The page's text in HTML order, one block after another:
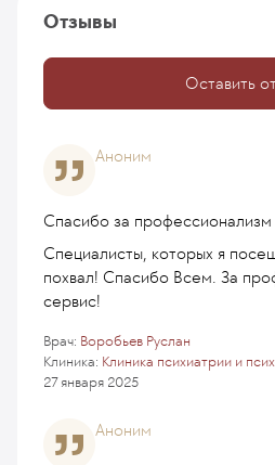
Отзывы
Оставить
Аноним
Спасибо за профессионализм
Специалисты, которых я
похвал! Спасибо Всем. За
сервис!
Клиника: Клиника психиатрии и
Врач: Воробьев Руслан
27 января 2025
Аноним